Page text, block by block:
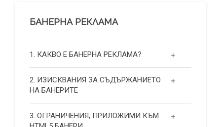
БАНЕРНА РЕКЛАМА
1. КАКВО Е БАНЕРНА РЕКЛАМА?
2. ИЗИСКВАНИЯ ЗА СЪДЪРЖАНИЕТО
НА БАНЕРИТЕ
3. ОГРАНИЧЕНИЯ, ПРИЛОЖИМИ КЪМ